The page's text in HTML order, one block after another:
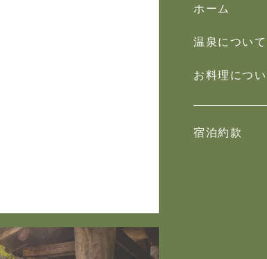
ホーム
温泉について
お料理につい
宿泊約款